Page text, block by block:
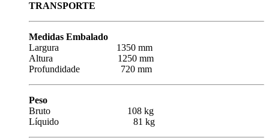
TRANSPORTE
Medidas Embalado
Largura 1350 mm
Altura 1250 mm
Profundidade 720 mm
Peso
Bruto 108 kg
Líquido 81 kg